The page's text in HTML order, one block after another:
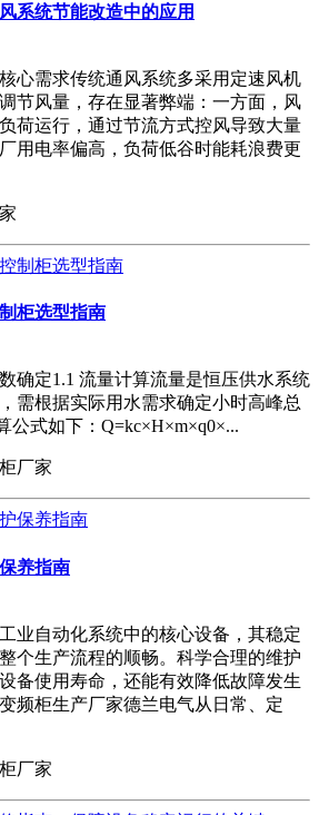
系统节能改造中的应用
心需求传统通风系统多采用定速风机
节风量，存在显著弊端：一方面，风
荷运行，通过节流方式控风导致大量
用电率偏高，负荷低谷时能耗浪费更
柜选型指南
确定1.1 流量计算流量是恒压供水系统
需根据实际用水需求确定小时高峰总
公式如下：Q=kc×H×m×q0×...
厂家
养指南
业自动化系统中的核心设备，其稳定
个生产流程的顺畅。科学合理的维护
备使用寿命，还能有效降低故障发生
频柜生产厂家德兰电气从日常、定
厂家